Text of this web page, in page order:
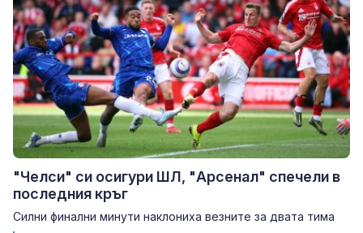
"Челси" си осигури ШЛ, "Арсенал" спечели в
последния кръг
Силни финални минути наклониха везните за двата тима